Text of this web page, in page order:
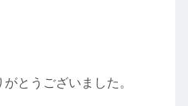
とうございました。